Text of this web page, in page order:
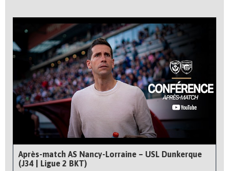
Après-match AS Nancy-Lorraine – USL Dunkerque
(J34 | Ligue 2 BKT)